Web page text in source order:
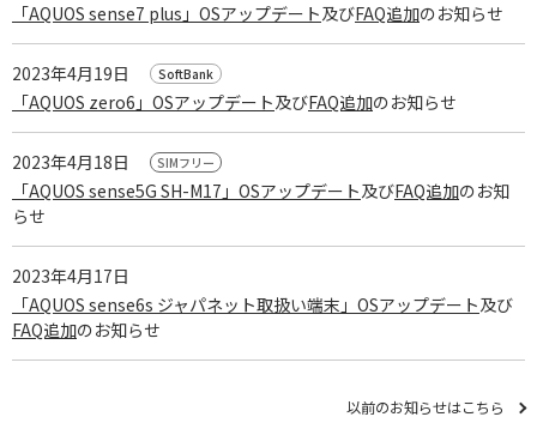
AQUOSをもっと知る
「AQUOS sense7 plus」OSアップデート及びFAQ追加のお知らせ
2023年4月19日
「AQUOS zero6」OSアップデート及びFAQ追加のお知らせ
2023年4月18日
「AQUOS sense5G SH-M17」OSアップデート及びFAQ追加のお知
らせ
2023年4月17日
「AQUOS sense6s ジャパネット取扱い端末」OSアップデート及び
FAQ追加のお知らせ
以前のお知らせはこちら